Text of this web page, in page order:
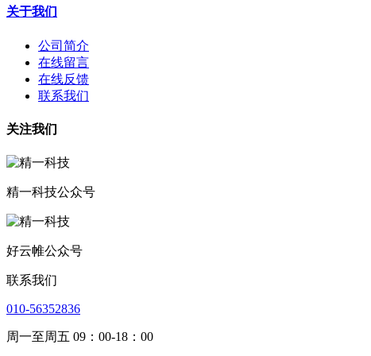
关于我们
公司简介
在线留言
在线反馈
联系我们
关注我们
精一科技公众号
好云帷公众号
联系我们
010-56352836
周一至周五 09：00-18：00